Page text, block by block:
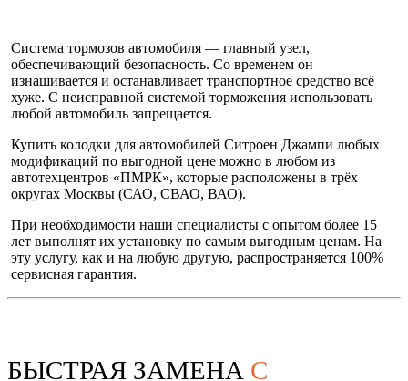
Система тормозов автомобиля — главный узел,
обеспечивающий безопасность. Со временем он
изнашивается и останавливает транспортное средство всё
хуже. С неисправной системой торможения использовать
любой автомобиль запрещается.
Купить колодки для автомобилей Ситроен Джампи любых
модификаций по выгодной цене можно в любом из
автотехцентров «ПМРК», которые расположены в трёх
округах Москвы (САО, СВАО, ВАО).
При необходимости наши специалисты с опытом более 15
лет выполнят их установку по самым выгодным ценам. На
эту услугу, как и на любую другую, распространяется 100%
сервисная гарантия.
БЫСТРАЯ ЗАМЕНА С